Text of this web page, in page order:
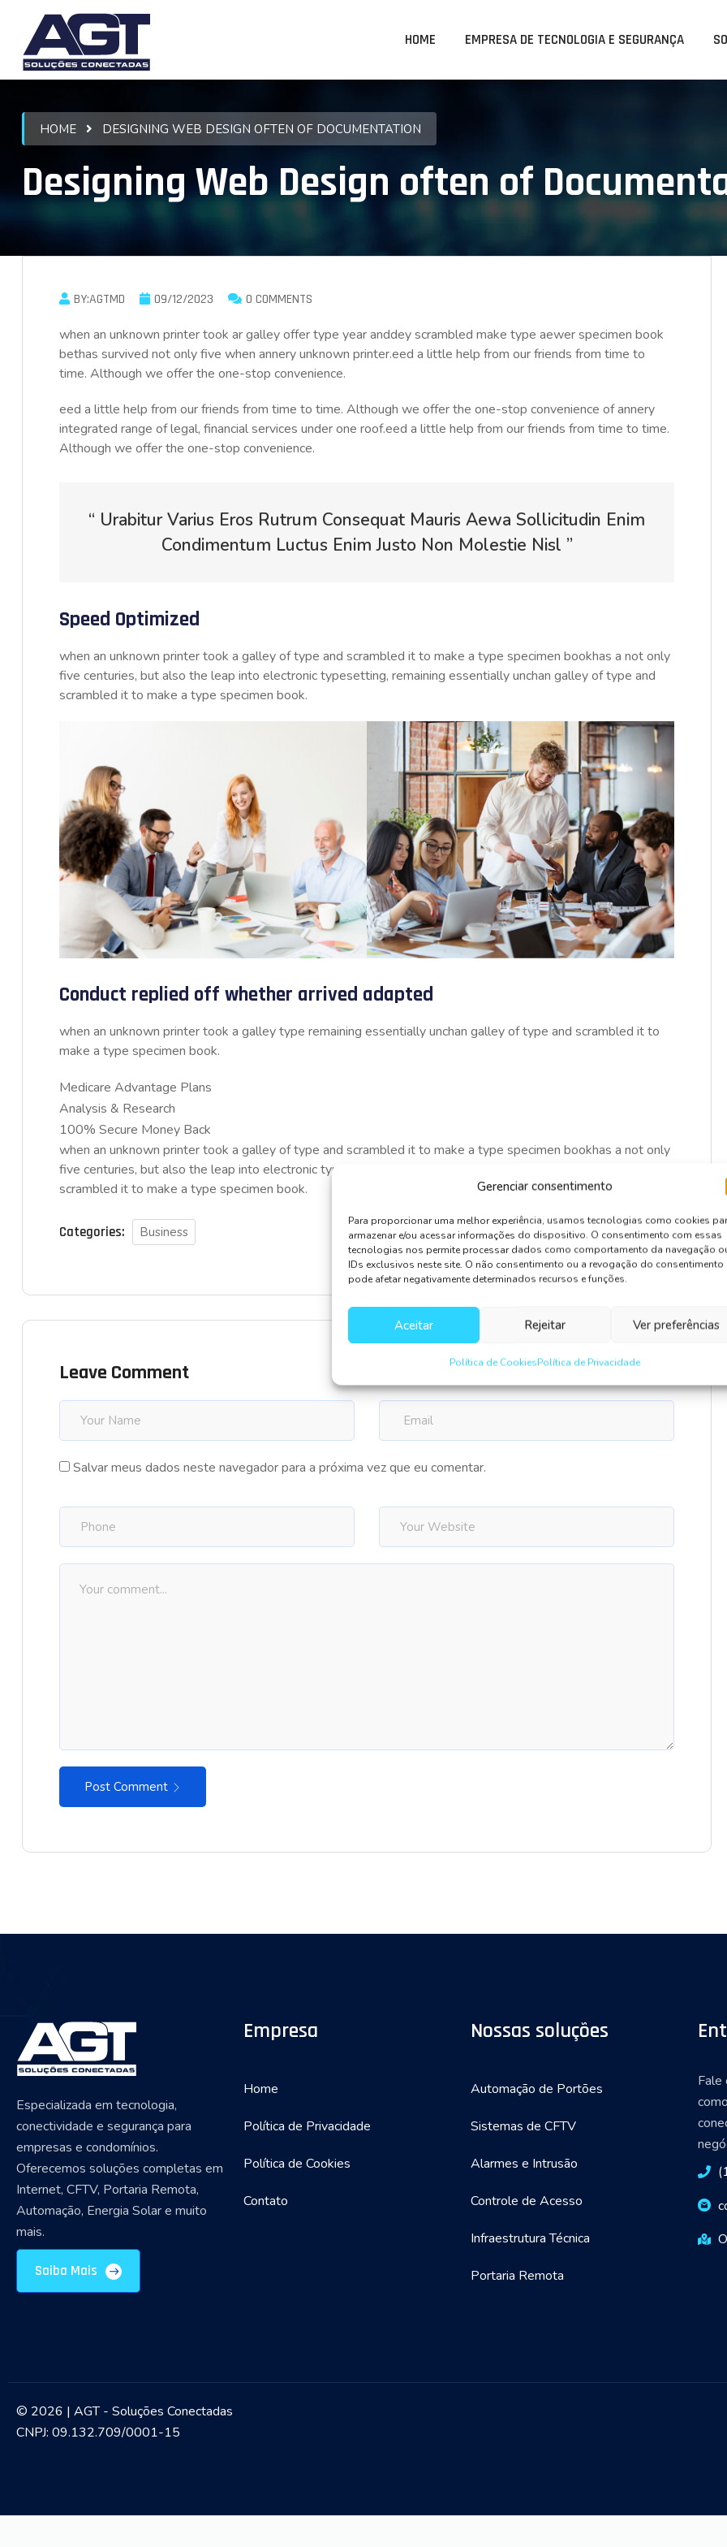
Gerenciar consentimento
Para proporcionar uma melhor experiência, usamos tecnologias como cookies
armazenar e/ou acessar informações do dispositivo. O consentimento com essas
tecnologias nos permite processar dados como comportamento da navegação
IDs exclusivos neste site. O não consentimento ou a revogação do consentimento
pode afetar negativamente determinados recursos e funções.
Aceitar Rejeitar Ver preferências
Política de CookiesPolítica de Privacidade
HOME EMPRESA DE TECNOLOGIA E SEGURANÇA
HOME DESIGNING WEB DESIGN OFTEN OF DOCUMENTATION
Designing Web Design often of
BY:AGTMD 09/12/2023 0 COMMENTS
when an unknown printer took ar galley offer type year anddey scrambled make type aewer specimen book
bethas survived not only five when annery unknown printer.eed a little help from our friends from time to
time. Although we offer the one-stop convenience.
eed a little help from our friends from time to time. Although we offer the one-stop convenience of annery
integrated range of legal, financial services under one roof.eed a little help from our friends from time to time.
Although we offer the one-stop convenience.
“ Urabitur Varius Eros Rutrum Consequat Mauris Aewa Sollicitudin Enim
Condimentum Luctus Enim Justo Non Molestie Nisl ”
Speed Optimized
when an unknown printer took a galley of type and scrambled it to make a type specimen bookhas a not only
five centuries, but also the leap into electronic typesetting, remaining essentially unchan galley of type and
scrambled it to make a type specimen book.
Conduct replied off whether arrived adapted
when an unknown printer took a galley type remaining essentially unchan galley of type and scrambled it to
make a type specimen book.
Medicare Advantage Plans
Analysis & Research
100% Secure Money Back
when an unknown printer took a galley of type and scrambled it to make a type specimen bookhas a not only
five centuries, but also the leap into electronic typesetting, remaining essentially unchan galley of type and
scrambled it to make a type specimen book.
Categories: Business
Leave Comment
Salvar meus dados neste navegador para a próxima vez que eu comentar.
Post Comment
Especializada em tecnologia,
conectividade e segurança para
empresas e condomínios.
Oferecemos soluções completas em
Internet, CFTV, Portaria Remota,
Automação, Energia Solar e muito
mais.
Saiba Mais
Empresa
Home
Política de Privacidade
Política de Cookies
Contato
Nossas soluções
Automação de Portões
Sistemas de CFTV
Alarmes e Intrusão
Controle de Acesso
Infraestrutura Técnica
Portaria Remota
Fale
© 2026 | AGT - Soluções Conectadas
CNPJ: 09.132.709/0001-15